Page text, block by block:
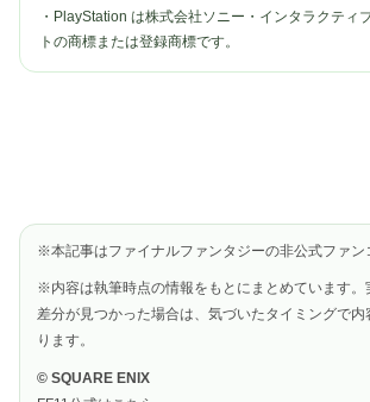
・PlayStation は株式会社ソニー・インタラクティ
トの商標または登録商標です。
※本記事はファイナルファンタジーの非公式ファン
※内容は執筆時点の情報をもとにまとめています。
差分が見つかった場合は、気づいたタイミングで
ります。
© SQUARE ENIX